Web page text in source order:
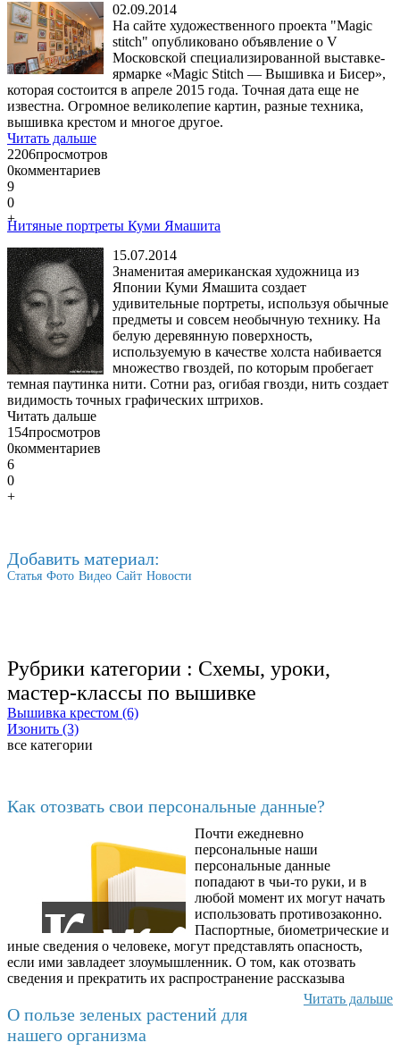
02.09.2014
На сайте художественного проекта "Magic
stitch" опубликовано объявление о V
Московской специализированной выставке-
ярмарке «Magic Stitch — Вышивка и Бисер»,
которая состоится в апреле 2015 года. Точная дата еще не
известна. Огромное великолепие картин, разные техника,
вышивка крестом и многое другое.
Читать дальше
2206просмотров
0комментариев
9
0
+
Нитяные портреты Куми Ямашита
15.07.2014
Знаменитая американская художница из
Японии Куми Ямашита создает
удивительные портреты, используя обычные
предметы и совсем необычную технику. На
белую деревянную поверхность,
используемую в качестве холста набивается
множество гвоздей, по которым пробегает
темная паутинка нити. Сотни раз, огибая гвозди, нить создает
видимость точных графических штрихов.
Читать дальше
154просмотров
0комментариев
6
0
+
Добавить материал:
Статья Фото Видео Сайт Новости
Рубрики категории : Схемы, уроки,
мастер-классы по вышивке
Вышивка крестом (6)
Изонить (3)
все категории
Как отозвать свои персональные данные?
Почти ежедневно
персональные наши
персональные данные
попадают в чьи-то руки, и в
любой момент их могут начать
использовать противозаконно.
Паспортные, биометрические и
иные сведения о человеке, могут представлять опасность,
если ими завладеет злоумышленник. О том, как отозвать
сведения и прекратить их распространение рассказыва
Читать дальше
О пользе зеленых растений для
нашего организма